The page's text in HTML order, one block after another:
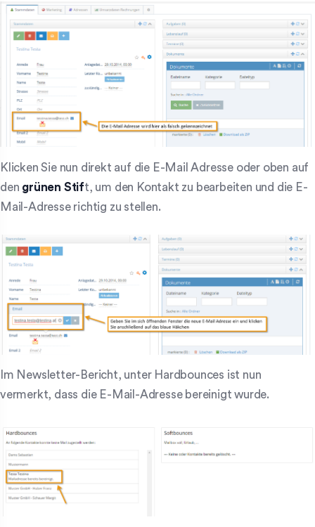
Klicken Sie nun direkt auf die E-Mail Adresse oder oben auf
den grünen Stift, um den Kontakt zu bearbeiten und die E-
Mail-Adresse richtig zu stellen.
Im Newsletter-Bericht, unter Hardbounces ist nun
vermerkt, dass die E-Mail-Adresse bereinigt wurde.